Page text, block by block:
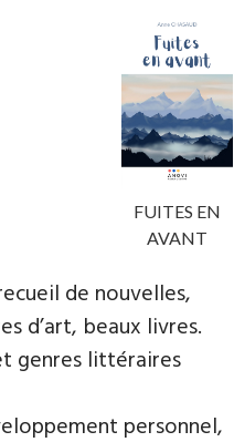
FUITES EN
AVANT
de nouvelles,
d’art, beaux livres.
genres littéraires
personnel,